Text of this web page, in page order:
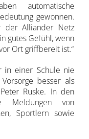
automatische
gewonnen.
der Alliander Netz
gutes Gefühl, wenn
Ort griffbereit ist.“
in einer Schule nie
besser als
Ruske. In den
Meldungen von
Sportlern sowie